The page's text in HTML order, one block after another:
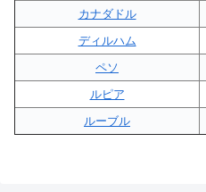
カナダドル
ディルハム
ペソ
ルピア
ルーブル